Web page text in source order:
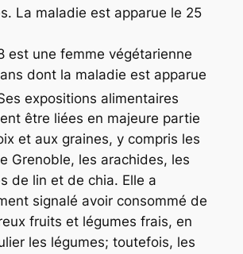
La maladie est apparue le 25
est une femme végétarienne
dont la maladie est apparue
expositions alimentaires
être liées en majeure partie
et aux graines, y compris les
Grenoble, les arachides, les
de lin et de chia. Elle a
signalé avoir consommé de
fruits et légumes frais, en
les légumes; toutefois, les